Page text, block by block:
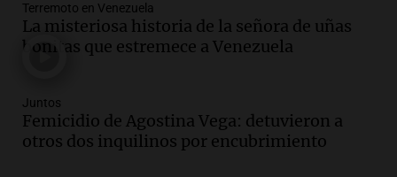
Episodios
Audio.Tucumán enfrenta un equilibrio
financiero precario debido a la caída del
Panorama Federal
Episodios
Audio.La calidad del empleo en
Terremoto en Venezuela
La misteriosa historia de la señora de uñas
bonitas que estremece a Venezuela
Juntos
Femicidio de Agostina Vega: detuvieron a
otros dos inquilinos por encubrimiento